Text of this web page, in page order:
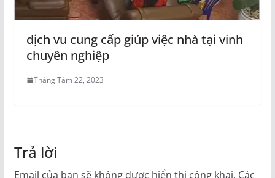
dịch vu cung cấp giúp việc nhà tại vinh
chuyên nghiệp
Tháng Tám 22, 2023
Trả lời
Email của bạn sẽ không được hiển thị công khai. Các